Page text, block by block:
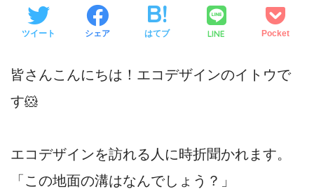
ツイート シェア はてブ LINE Pocket
皆さんこんにちは！エコデザインのイトウで
す🐹
エコデザインを訪れる人に時折聞かれます。
「この地面の溝はなんでしょう？」